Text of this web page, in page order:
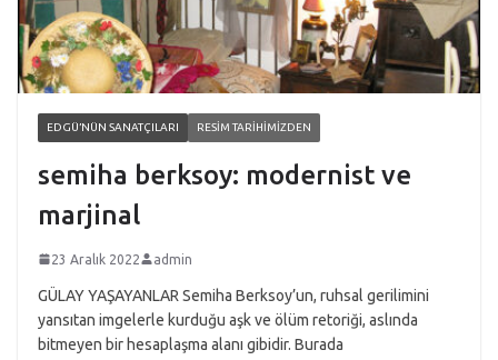
EDGÜ’NÜN SANATÇILARI RESIM TARIHIMIZDEN
semiha berksoy: modernist ve
marjinal
23 Aralık 2022 admin
GÜLAY YAŞAYANLAR Semiha Berksoy’un, ruhsal gerilimini
yansıtan imgelerle kurduğu aşk ve ölüm retoriği, aslında
bitmeyen bir hesaplaşma alanı gibidir. Burada